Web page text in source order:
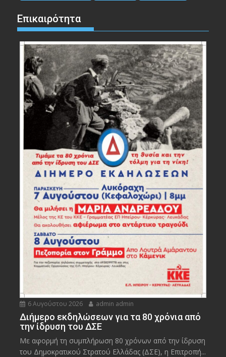
Επικαιρότητα
6 Αυγούστου 2026 admin admin
Διήμερο εκδηλώσεων για τα 80 χρόνια από
την ίδρυση του ΔΣΕ
Με αφορμή τη συμπλήρωση 80 χρόνων από την ίδρυση
του Δημοκρατικού Στρατού Ελλάδας (ΔΣΕ), η Επιτροπή...